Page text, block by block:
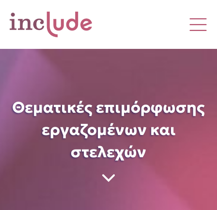
Θεματικές επιμόρφωσης
εργαζομένων και
στελεχών